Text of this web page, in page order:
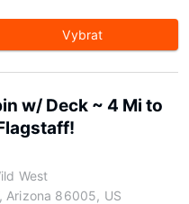
Vybrat
w/ Deck ~ 4 Mi to
West
Arizona 86005, US